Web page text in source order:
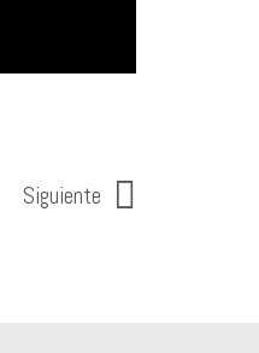
Siguiente